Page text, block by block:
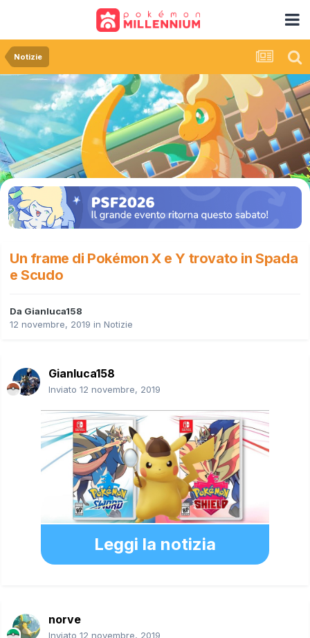
Notizie
Un frame di Pokémon X e Y trovato in Spada
e Scudo
Da Gianluca158
12 novembre, 2019 in Notizie
Gianluca158
Inviato 12 novembre, 2019
Leggi la notizia
norve
Inviato 12 novembre, 2019